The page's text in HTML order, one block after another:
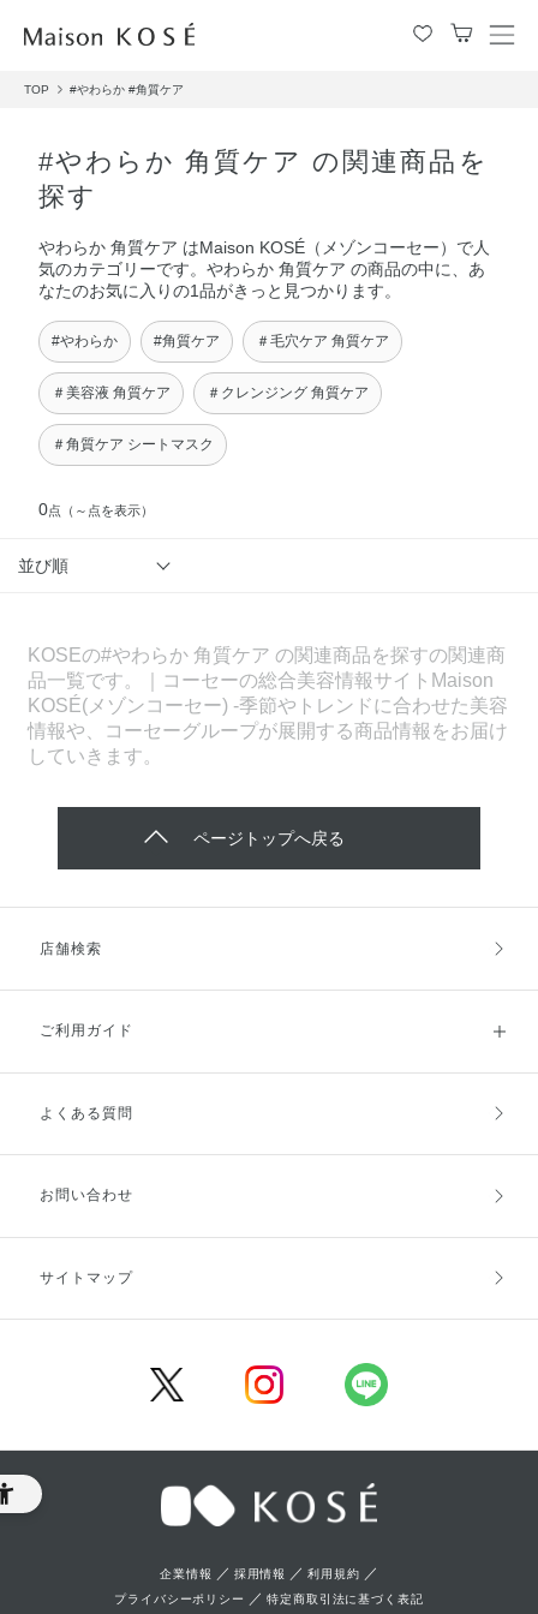
メ
TOP #やわらか #角質ケア
#やわらか 角質ケア の関連商品を
探す
やわらか 角質ケア はMaison KOSÉ（メゾンコーセー）で人
気のカテゴリーです。やわらか 角質ケア の商品の中に、あ
なたのお気に入りの1品がきっと見つかります。
#やわらか #角質ケア ＃毛穴ケア 角質ケア
＃美容液 角質ケア ＃クレンジング 角質ケア
＃角質ケア シートマスク
0点 （～点を表示）
並び順
KOSEの#やわらか 角質ケア の関連商品を探すの関連商
品一覧です。｜コーセーの総合美容情報サイトMaison
KOSÉ(メゾンコーセー) -季節やトレンドに合わせた美容
情報や、コーセーグループが展開する商品情報をお届け
していきます。
ページトップへ戻る
店舗検索
ご利用ガイド
ご利用ガイドトップ
お支払方法
キャンセル・返品・交換
よくある質問
お問い合わせ
サイトマップ
企業情報 ／ 採用情報 ／利用規約 ／
プライバシーポリシー ／特定商取引法に基づく表記